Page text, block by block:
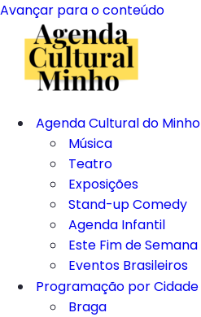
Avançar para o conteúdo
Agenda Cultural do Minho
Música
Teatro
Exposições
Stand-up Comedy
Agenda Infantil
Este Fim de Semana
Eventos Brasileiros
Programação por Cidade
Braga